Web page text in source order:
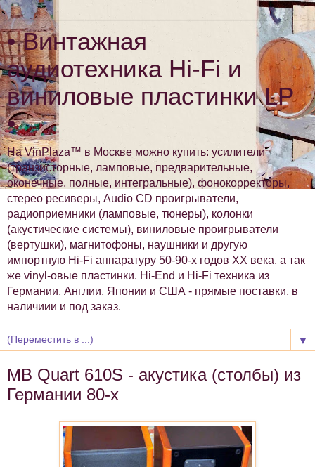
• Винтажная
аудиотехника Hi-Fi и
виниловые пластинки LP
•
На VinPlaza™ в Москве можно купить: усилители
(транзисторные, ламповые, предварительные,
оконечные, полные, интегральные), фонокорректоры,
стерео ресиверы, Audio CD проигрыватели,
радиоприемники (ламповые, тюнеры), колонки
(акустические системы), виниловые проигрыватели
(вертушки), магнитофоны, наушники и другую
импортную Hi-Fi аппаратуру 50-90-х годов XX века, а так
же vinyl-овые пластинки. Hi-End и Hi-Fi техника из
Германии, Англии, Японии и США - прямые поставки, в
наличиии и под заказ.
▼
MB Quart 610S - акустика (столбы) из
Германии 80-х